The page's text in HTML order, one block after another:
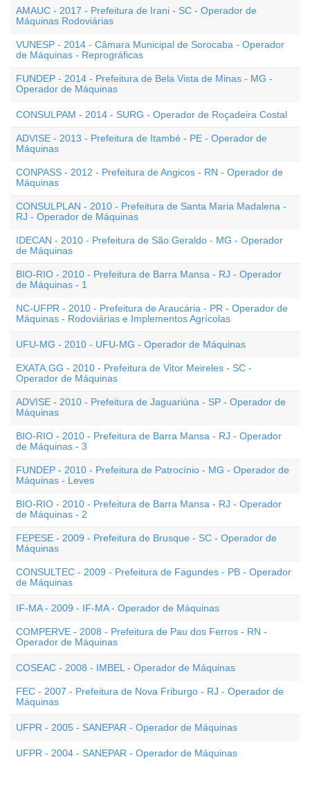
AMAUC - 2017 - Prefeitura de Irani - SC - Operador de
Máquinas Rodoviárias
VUNESP - 2014 - Câmara Municipal de Sorocaba - Operador
de Máquinas - Reprográficas
FUNDEP - 2014 - Prefeitura de Bela Vista de Minas - MG -
Operador de Máquinas
CONSULPAM - 2014 - SURG - Operador de Roçadeira Costal
ADVISE - 2013 - Prefeitura de Itambé - PE - Operador de
Máquinas
CONPASS - 2012 - Prefeitura de Angicos - RN - Operador de
Máquinas
CONSULPLAN - 2010 - Prefeitura de Santa Maria Madalena -
RJ - Operador de Máquinas
IDECAN - 2010 - Prefeitura de São Geraldo - MG - Operador
de Máquinas
BIO-RIO - 2010 - Prefeitura de Barra Mansa - RJ - Operador
de Máquinas - 1
NC-UFPR - 2010 - Prefeitura de Araucária - PR - Operador de
Máquinas - Rodoviárias e Implementos Agrícolas
UFU-MG - 2010 - UFU-MG - Operador de Máquinas
EXATA.GG - 2010 - Prefeitura de Vitor Meireles - SC -
Operador de Máquinas
ADVISE - 2010 - Prefeitura de Jaguariúna - SP - Operador de
Máquinas
BIO-RIO - 2010 - Prefeitura de Barra Mansa - RJ - Operador
de Máquinas - 3
FUNDEP - 2010 - Prefeitura de Patrocínio - MG - Operador de
Máquinas - Leves
BIO-RIO - 2010 - Prefeitura de Barra Mansa - RJ - Operador
de Máquinas - 2
FEPESE - 2009 - Prefeitura de Brusque - SC - Operador de
Máquinas
CONSULTEC - 2009 - Prefeitura de Fagundes - PB - Operador
de Máquinas
IF-MA - 2009 - IF-MA - Operador de Máquinas
COMPERVE - 2008 - Prefeitura de Pau dos Ferros - RN -
Operador de Máquinas
COSEAC - 2008 - IMBEL - Operador de Máquinas
FEC - 2007 - Prefeitura de Nova Friburgo - RJ - Operador de
Máquinas
UFPR - 2005 - SANEPAR - Operador de Máquinas
UFPR - 2004 - SANEPAR - Operador de Máquinas